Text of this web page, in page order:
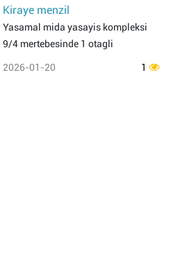
Kiraye menzil
Yasamal mida yasayis kompleksi
9/4 mertebesinde 1 otagli
2026-01-20 1